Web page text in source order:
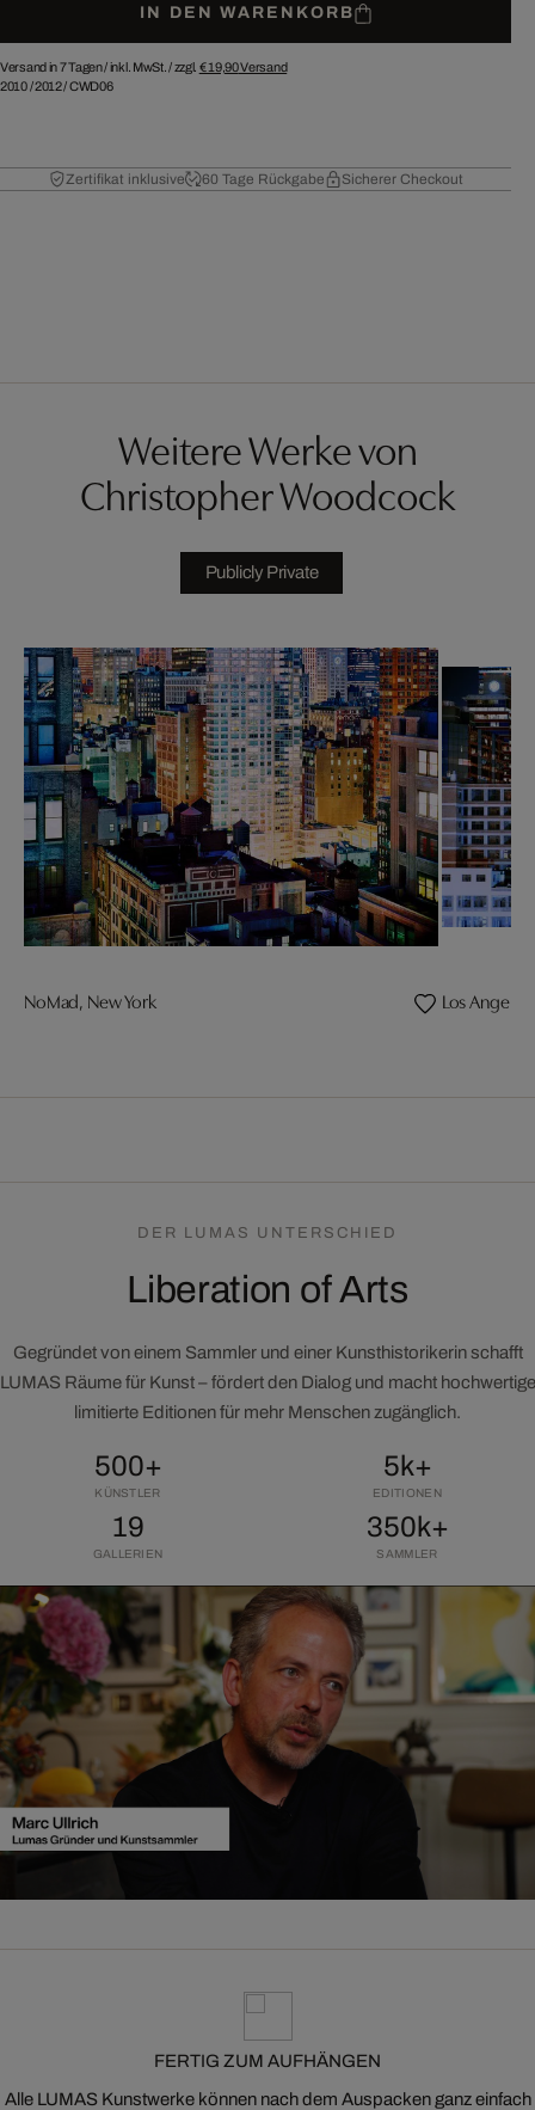
IN DEN WARENKORB
Versand in 7 Tagen /inkl. MwSt. / zzgl. € 19,90Versand
2010/2012/CWD06
Zertifikat inklusive 60 Tage Rückgabe Sicherer Checkout
Weitere Werke von
Christopher Woodcock
Publicly Private
NoMad, New York Los
DER LUMAS UNTERSCHIED
Liberation of Arts
Gegründet von einem Sammler und einer Kunsthistorikerin schafft
LUMAS Räume für Kunst – fördert den Dialog und macht hochwertige
limitierte Editionen für mehr Menschen zugänglich.
500+
KÜNSTLER
5k+
EDITIONEN
19
GALLERIEN
350k+
SAMMLER
FERTIG ZUM AUFHÄNGEN
Alle LUMAS Kunstwerke können nach dem Auspacken ganz einfach